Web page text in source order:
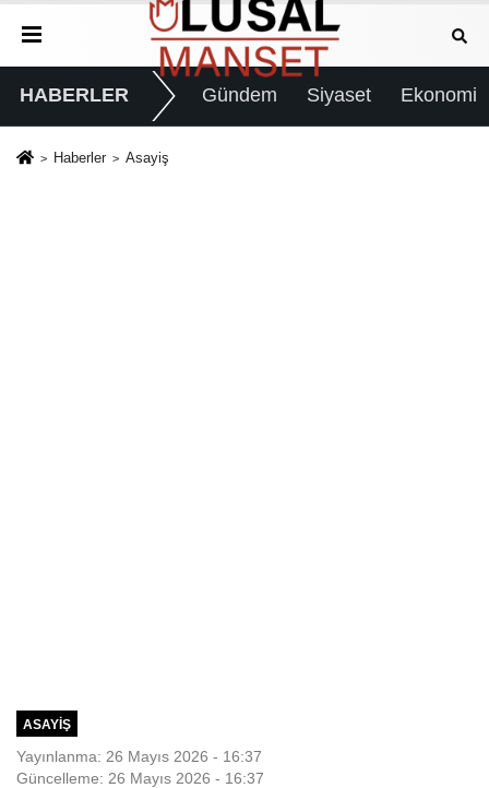
HABERLER Gündem Siyaset Ekonomi
Haberler Asayiş
ASAYIŞ
Yayınlanma: 26 Mayıs 2026 - 16:37
Güncelleme: 26 Mayıs 2026 - 16:37